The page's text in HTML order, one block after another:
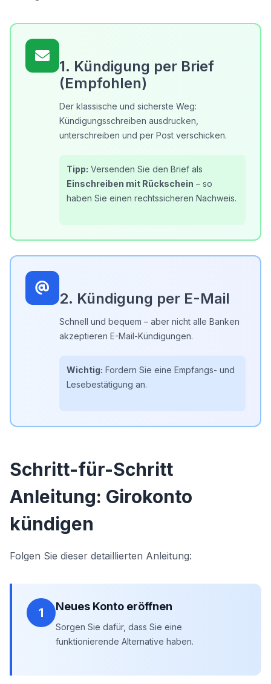
1. Kündigung per Brief
(Empfohlen)
Der klassische und sicherste Weg:
Kündigungsschreiben ausdrucken,
unterschreiben und per Post verschicken.
Tipp: Versenden Sie den Brief als
Einschreiben mit Rückschein – so
haben Sie einen rechtssicheren Nachweis.
2. Kündigung per E-Mail
Schnell und bequem – aber nicht alle Banken
akzeptieren E-Mail-Kündigungen.
Wichtig: Fordern Sie eine Empfangs- und
Lesebestätigung an.
Schritt-für-Schritt
Anleitung: Girokonto
kündigen
Folgen Sie dieser detaillierten Anleitung:
1 Neues Konto eröffnen
Sorgen Sie dafür, dass Sie eine
funktionierende Alternative haben.